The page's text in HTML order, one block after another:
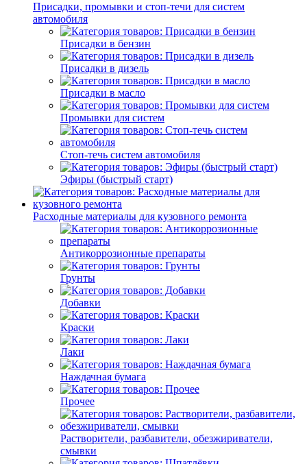
Присадки, промывки и стоп-течи для систем
автомобиля
Присадки в бензин
Присадки в дизель
Присадки в масло
Промывки для систем
Стоп-течь систем автомобиля
Эфиры (быстрый старт)
Расходные материалы для кузовного ремонта
Антикоррозионные препараты
Грунты
Добавки
Краски
Лаки
Наждачная бумага
Прочее
Растворители, разбавители, обезжириватели,
смывки